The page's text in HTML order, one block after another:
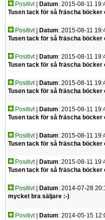
Positivt| Datum: 2015-08-11
Tusen tack för så fräscha
Positivt| Datum: 2015-08-11
Tusen tack för så fräscha
Positivt| Datum: 2015-08-11
Tusen tack för så fräscha
Positivt| Datum: 2015-08-11
Tusen tack för så fräscha
Positivt| Datum: 2015-08-11
Tusen tack för så fräscha
Positivt| Datum: 2015-08-11
Tusen tack för så fräscha
Positivt| Datum: 2015-08-11
Tusen tack för så fräscha
Positivt| Datum: 2014-07-28
mycket bra säljare :-)
Positivt| Datum: 2014-05-15